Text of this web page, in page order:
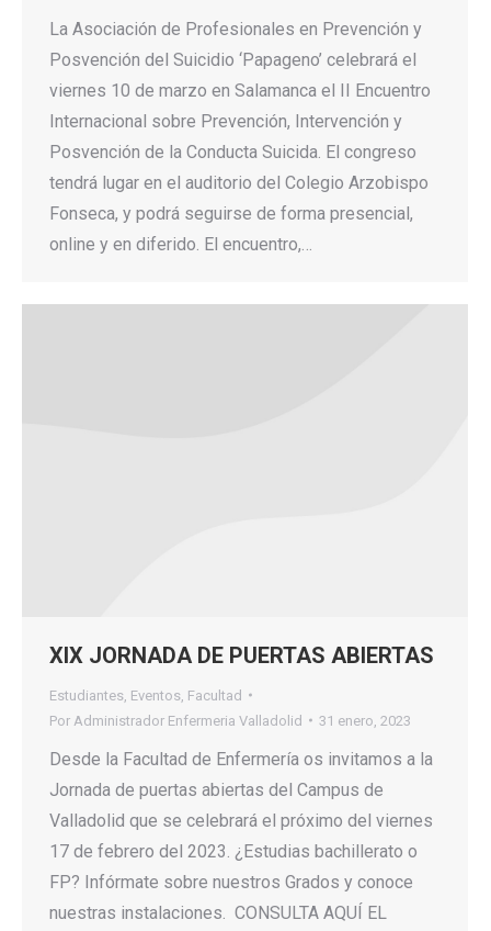
La Asociación de Profesionales en Prevención y
Posvención del Suicidio ‘Papageno’ celebrará el
viernes 10 de marzo en Salamanca el II Encuentro
Internacional sobre Prevención, Intervención y
Posvención de la Conducta Suicida. El congreso
tendrá lugar en el auditorio del Colegio Arzobispo
Fonseca, y podrá seguirse de forma presencial,
online y en diferido. El encuentro,…
XIX JORNADA DE PUERTAS ABIERTAS
Estudiantes Eventos Facultad
Por Administrador Enfermeria Valladolid 31 enero, 2023
Desde la Facultad de Enfermería os invitamos a la
Jornada de puertas abiertas del Campus de
Valladolid que se celebrará el próximo del viernes
17 de febrero del 2023. ¿Estudias bachillerato o
FP? Infórmate sobre nuestros Grados y conoce
nuestras instalaciones. CONSULTA AQUÍ EL